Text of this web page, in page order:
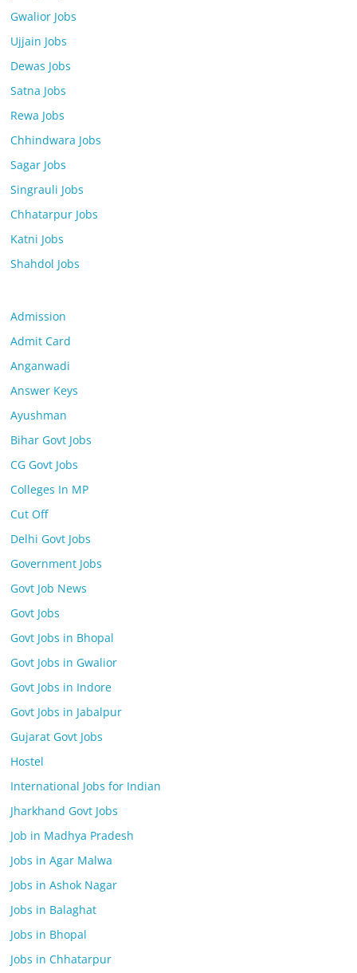
Gwalior Jobs
Ujjain Jobs
Dewas Jobs
Satna Jobs
Rewa Jobs
Chhindwara Jobs
Sagar Jobs
Singrauli Jobs
Chhatarpur Jobs
Katni Jobs
Shahdol Jobs
Admission
Admit Card
Anganwadi
Answer Keys
Ayushman
Bihar Govt Jobs
CG Govt Jobs
Colleges In MP
Cut Off
Delhi Govt Jobs
Government Jobs
Govt Job News
Govt Jobs
Govt Jobs in Bhopal
Govt Jobs in Gwalior
Govt Jobs in Indore
Govt Jobs in Jabalpur
Gujarat Govt Jobs
Hostel
International Jobs for Indian
Jharkhand Govt Jobs
Job in Madhya Pradesh
Jobs in Agar Malwa
Jobs in Ashok Nagar
Jobs in Balaghat
Jobs in Bhopal
Jobs in Chhatarpur